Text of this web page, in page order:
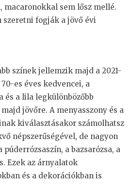
sem lősz mellé.
szeretni fogják a jövő évi
színek jellemzik majd a 2021-
es éves kedvencei, a
és a lila legkülönbözőbb
jövőre. A menyasszony és a
kiválasztásakor számolhatsz
népszerűségével, de nagyon
a bazsarózsa, a
Ezek az árnyalatok
és a dekorációkban is